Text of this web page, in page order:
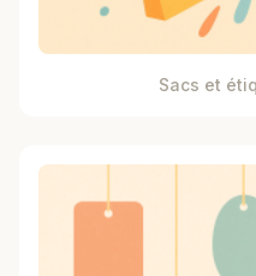
Sacs et